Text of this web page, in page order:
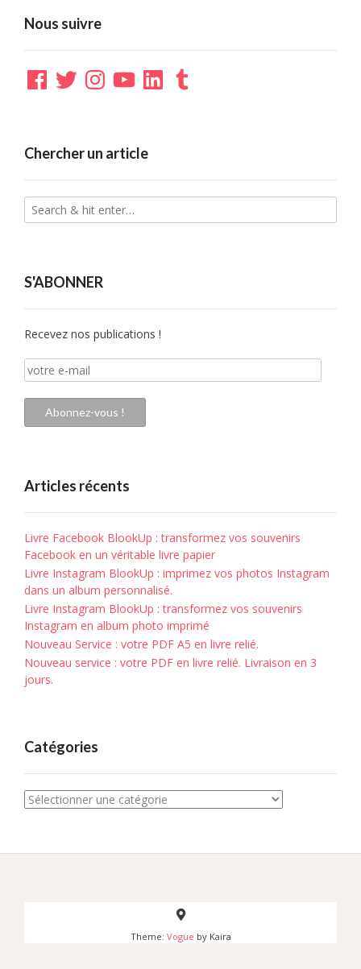
Nous suivre
Facebook
TwitterInstagramYouTubeLinkedInTumblr
Chercher un article
S'ABONNER
Recevez nos publications !
votre
e-
mail
Abonnez-vous !
Articles récents
Livre Facebook BlookUp : transformez vos souvenirs
Facebook en un véritable livre papier
Livre Instagram BlookUp : imprimez vos photos Instagram
dans un album personnalisé.
Livre Instagram BlookUp : transformez vos souvenirs
Instagram en album photo imprimé
Nouveau Service : votre PDF A5 en livre relié.
Nouveau service : votre PDF en livre relié. Livraison en 3
jours.
Catégories
Catégories
Theme: Vogue by Kaira